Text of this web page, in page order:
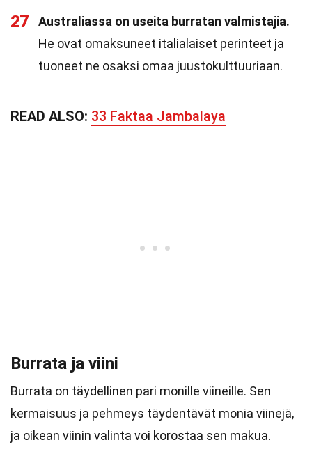
27
Australiassa on useita burratan valmistajia.
He ovat omaksuneet italialaiset perinteet ja
tuoneet ne osaksi omaa juustokulttuuriaan.
READ ALSO: 33 Faktaa Jambalaya
Burrata ja viini
Burrata on täydellinen pari monille viineille. Sen
kermaisuus ja pehmeys täydentävät monia viinejä,
ja oikean viinin valinta voi korostaa sen makua.